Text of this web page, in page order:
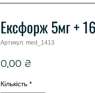
Ексфорж 5мг +
Артикул: med_1413
0,00 ₴
Кількість *